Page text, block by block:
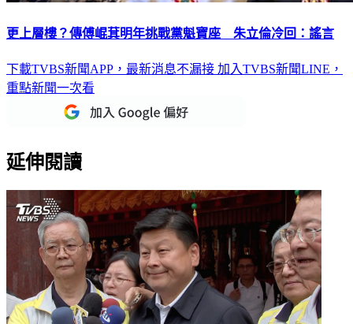
更上層樓？傳傅崐萁明年挑戰黨魁寶座 朱立倫冷回：謠言
下載TVBS新聞APP，最新消息不漏接 加入TVBS新聞LINE，
重點新聞一次看
延伸閱讀